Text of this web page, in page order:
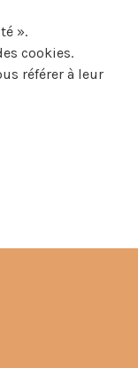
».
cookies.
référer à leur